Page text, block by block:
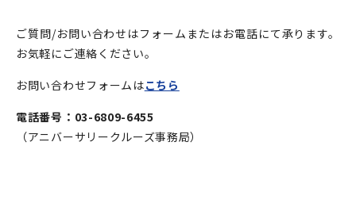
ご質問/お問い合わせはフォームまたはお電話にて承ります。
お気軽にご連絡ください。
お問い合わせフォームはこちら
電話番号：03-6809-6455
（アニバーサリークルーズ事務局）